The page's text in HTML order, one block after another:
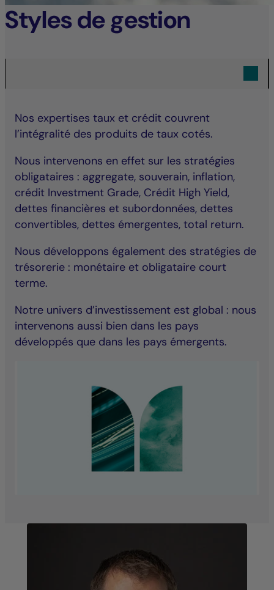
Styles de gestion
Nos expertises taux et crédit couvrent
l’intégralité des produits de taux cotés.
Nous intervenons en effet sur les stratégies
obligataires : aggregate, souverain, inflation,
crédit Investment Grade, Crédit High Yield,
dettes financières et subordonnées, dettes
convertibles, dettes émergentes, total return.
Nous développons également des stratégies de
trésorerie : monétaire et obligataire court
terme.
Notre univers d’investissement est global : nous
intervenons aussi bien dans les pays
développés que dans les pays émergents.